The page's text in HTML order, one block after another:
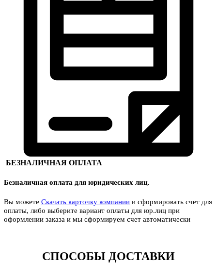
БЕЗНАЛИЧНАЯ ОПЛАТА
Безналичная оплата для юридических лиц.
Вы можете Скачать карточку компании и сформировать счет для
оплаты, либо выберите вариант оплаты для юр.лиц при
оформлении заказа и мы сформируем счет автоматически
СПОСОБЫ ДОСТАВКИ